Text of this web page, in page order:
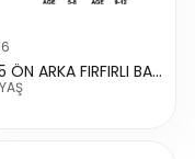
7045 ÖN ARKA FIRFIRLI BADİ